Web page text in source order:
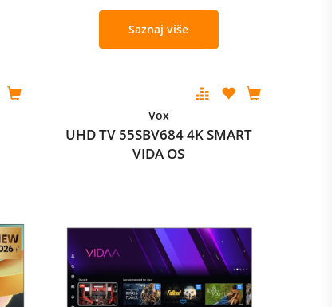
Saznaj više
Vox
UHD TV 55SBV684 4K SMART
VIDA OS